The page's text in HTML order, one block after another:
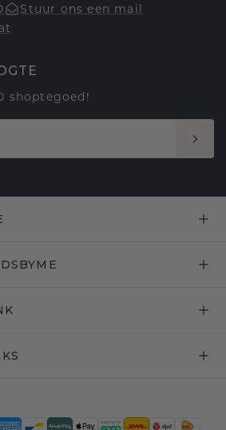
Stuur ons een mail
shoptegoed!